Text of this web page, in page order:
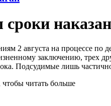
2 августа на процессе
заключению, трех
Подсудимые лишь
читать больше